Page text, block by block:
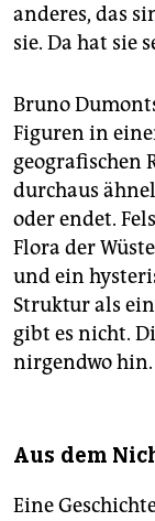
anderes, das
sie. Da hat sie
Bruno
Figuren in
geografischen
durchaus
oder endet.
Flora der
und ein
Struktur als
gibt es nicht.
nirgendwo hin.
Aus dem
Eine